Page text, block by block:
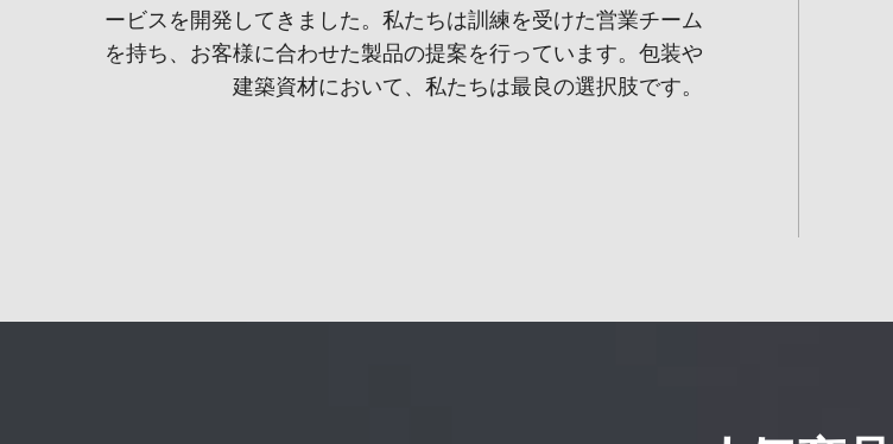
ービスを開発してきました。私たちは訓練を受けた営業チーム
を持ち、お客様に合わせた製品の提案を行っています。包装や
建築資材において、私たちは最良の選択肢です。